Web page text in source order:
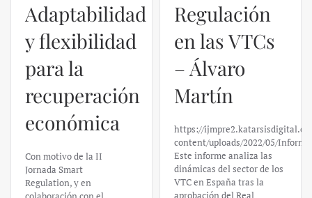
Adaptabilidad
y flexibilidad
para la
recuperación
económica
Con motivo de la II
Jornada Smart
Regulation, y en
Regulación
en las VTCs
– Álvaro
Martín
https://
content/uploads/2022/05/
Este informe analiza las
dinámicas del sector de los
VTC en España tras la
aprobación del Real